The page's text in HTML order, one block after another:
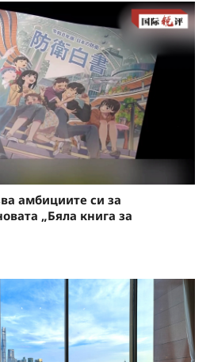
амбициите си за
„Бяла книга за